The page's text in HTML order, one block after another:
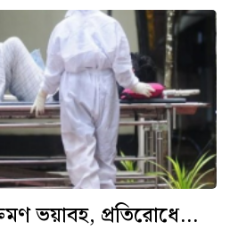
ভয়াবহ, প্রতিরোধে...